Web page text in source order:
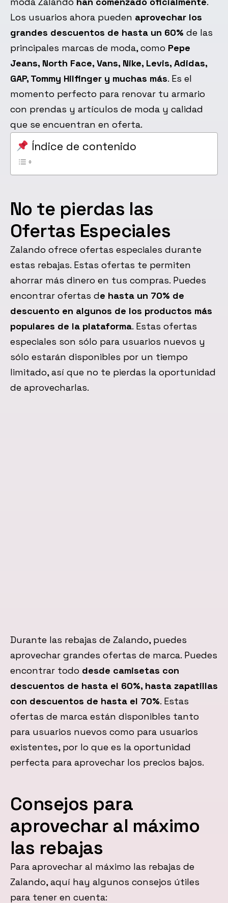
Los usuarios ahora pueden aprovechar los
grandes descuentos de hasta un 60% de las
principales marcas de moda, como Pepe
Jeans, North Face, Vans, Nike, Levis, Adidas,
GAP, Tommy Hilfinger y muchas más. Es el
momento perfecto para renovar tu armario
con prendas y artículos de moda y calidad
que se encuentran en oferta.
Índice de contenido
No te pierdas las
Ofertas Especiales
Zalando ofrece ofertas especiales durante
estas rebajas. Estas ofertas te permiten
ahorrar más dinero en tus compras. Puedes
encontrar ofertas de hasta un 70% de
descuento en algunos de los productos más
populares de la plataforma. Estas ofertas
especiales son sólo para usuarios nuevos y
sólo estarán disponibles por un tiempo
limitado, así que no te pierdas la oportunidad
de aprovecharlas.
Durante las rebajas de Zalando, puedes
aprovechar grandes ofertas de marca. Puedes
encontrar todo desde camisetas con
descuentos de hasta el 60%, hasta zapatillas
con descuentos de hasta el 70%. Estas
ofertas de marca están disponibles tanto
para usuarios nuevos como para usuarios
existentes, por lo que es la oportunidad
perfecta para aprovechar los precios bajos.
Consejos para
aprovechar al máximo
las rebajas
Para aprovechar al máximo las rebajas de
Zalando, aquí hay algunos consejos útiles
para tener en cuenta: